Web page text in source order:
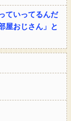
ていってるんだ
屋おじさん」と